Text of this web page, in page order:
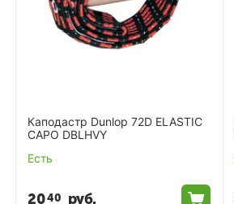
Каподастр Dunlop 72D ELASTIC
CAPO DBLHVY
Есть
2040 руб.